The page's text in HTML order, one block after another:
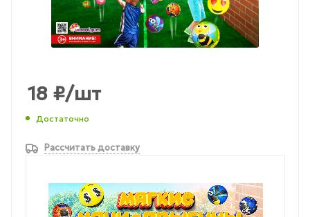
18 ₽/шт
Достаточно
Рассчитать доставку